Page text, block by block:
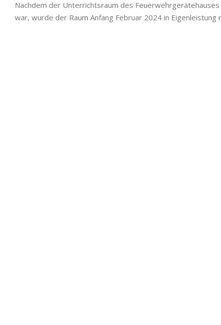
Nachdem der Unterrichtsraum des
war, wurde der Raum Anfang Februar 2024 in Eigenleistung